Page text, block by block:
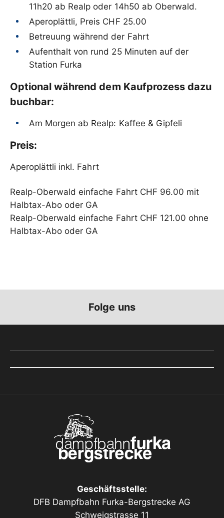
11h20 ab Realp oder 14h50 ab Oberwald.
Aperoplättli, Preis CHF 25.00
Betreuung während der Fahrt
Aufenthalt von rund 25 Minuten auf der
Station Furka
Optional während dem Kaufprozess dazu
buchbar:
Am Morgen ab Realp: Kaffee & Gipfeli
Preis:
Aperoplättli inkl. Fahrt
Realp-Oberwald einfache Fahrt CHF 96.00 mit
Halbtax-Abo oder GA
Realp-Oberwald einfache Fahrt CHF 121.00 ohne
Halbtax-Abo oder GA
Folge uns
Geschäftsstelle:
DFB Dampfbahn Furka-Bergstrecke AG
Schweigstrasse 11